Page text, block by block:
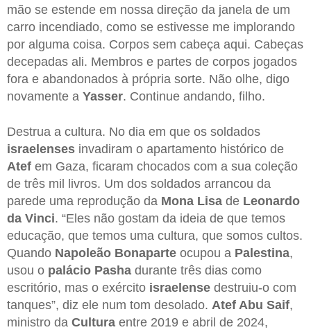
mão se estende em nossa direção da janela de um
carro incendiado, como se estivesse me implorando
por alguma coisa. Corpos sem cabeça aqui. Cabeças
decepadas ali. Membros e partes de corpos jogados
fora e abandonados à própria sorte. Não olhe, digo
novamente a Yasser. Continue andando, filho.
Destrua a cultura. No dia em que os soldados
israelenses invadiram o apartamento histórico de
Atef em Gaza, ficaram chocados com a sua coleção
de três mil livros. Um dos soldados arrancou da
parede uma reprodução da Mona Lisa de Leonardo
da Vinci. “Eles não gostam da ideia de que temos
educação, que temos uma cultura, que somos cultos.
Quando Napoleão Bonaparte ocupou a Palestina,
usou o palácio Pasha durante três dias como
escritório, mas o exército israelense destruiu-o com
tanques”, diz ele num tom desolado. Atef Abu Saif,
ministro da Cultura entre 2019 e abril de 2024,